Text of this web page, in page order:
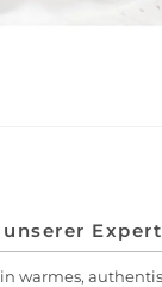
warmes,